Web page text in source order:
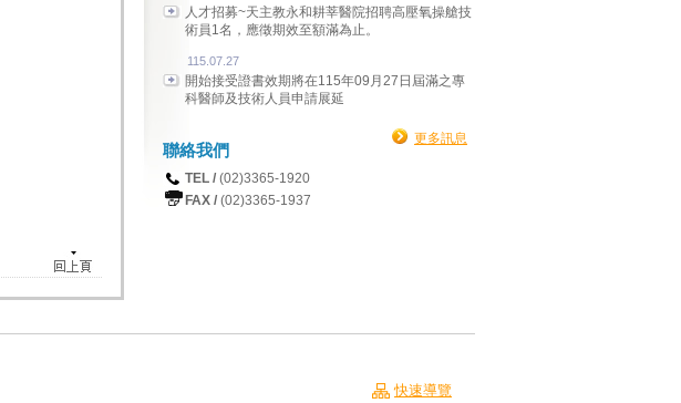
人才招募~天主教永和耕莘醫院招聘高壓氧操艙技
術員1名，應徵期效至額滿為止。
115.07.27
開始接受證書效期將在115年09月27日屆滿之專
科醫師及技術人員申請展延
更多訊息
聯絡我們
TEL / (02)3365-1920
FAX / (02)3365-1937
快速導覽